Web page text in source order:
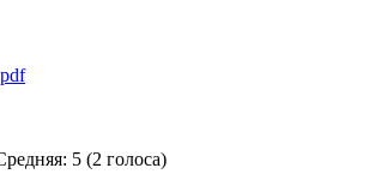
5 (2 голоса)